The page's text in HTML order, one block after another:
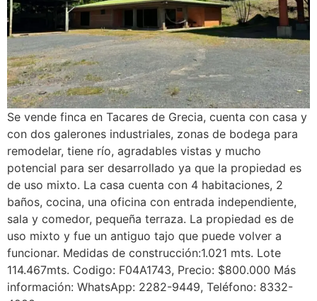
Se vende finca en Tacares de Grecia, cuenta con casa y
con dos galerones industriales, zonas de bodega para
remodelar, tiene río, agradables vistas y mucho
potencial para ser desarrollado ya que la propiedad es
de uso mixto. La casa cuenta con 4 habitaciones, 2
baños, cocina, una oficina con entrada independiente,
sala y comedor, pequeña terraza. La propiedad es de
uso mixto y fue un antiguo tajo que puede volver a
funcionar. Medidas de construcción:1.021 mts. Lote
114.467mts. Codigo: F04A1743, Precio: $800.000 Más
información: WhatsApp: 2282-9449, Teléfono: 8332-